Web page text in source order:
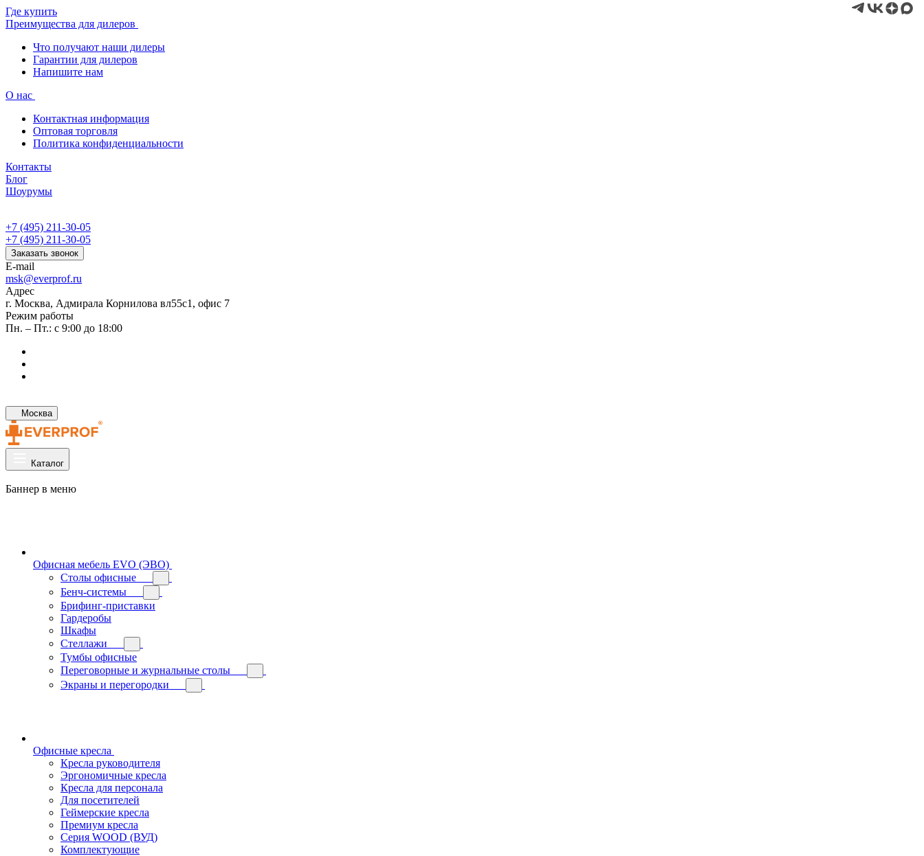
Где купить
Преимущества для дилеров
Что получают наши дилеры
Гарантии для дилеров
Напишите нам
О нас
Контактная информация
Оптовая торговля
Политика конфиденциальности
Контакты
Блог
Шоурумы
+7 (495) 211-30-05
+7 (495) 211-30-05
Заказать звонок
E-mail
msk@everprof.ru
Адрес
г. Москва, Адмирала Корнилова вл55с1, офис 7
Режим работы
Пн. – Пт.: с 9:00 до 18:00
Москва
Каталог
Баннер в меню
Офисная мебель EVO (ЭВО)
Cтолы офисные
Бенч-системы
Брифинг-приставки
Гардеробы
Шкафы
Стеллажи
Тумбы офисные
Переговорные и журнальные столы
Экраны и перегородки
Офисные кресла
Кресла руководителя
Эргономичные кресла
Кресла для персонала
Для посетителей
Геймерские кресла
Премиум кресла
Серия WOOD (ВУД)
Комплектующие